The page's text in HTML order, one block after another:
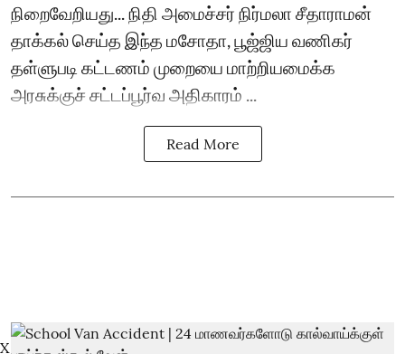
நிறைவேறியது... நிதி அமைச்சர் நிர்மலா சீதாராமன்
தாக்கல் செய்த இந்த மசோதா, பூஜ்ஜிய வணிகர்
தள்ளுபடி கட்டணம் முறையை மாற்றியமைக்க
அரசுக்குச் சட்டப்பூர்வ அதிகாரம் ...
Read More
X